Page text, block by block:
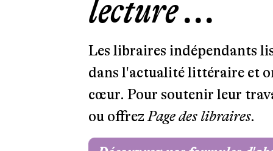
lecture ...
Les libraires indépendants
dans l'actualité littéraire et
cœur. Pour soutenir leur
ou offrezPage des libraires.